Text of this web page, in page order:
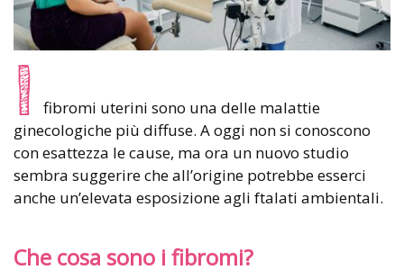
I
fibromi uterini sono una delle malattie
ginecologiche più diffuse. A oggi non si conoscono
con esattezza le cause, ma ora un nuovo studio
sembra suggerire che all’origine potrebbe esserci
anche un’elevata esposizione agli ftalati ambientali.
Che cosa sono i fibromi?